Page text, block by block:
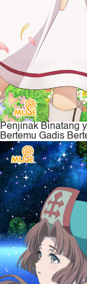
Penjinak Binatang
Bertemu Gadis